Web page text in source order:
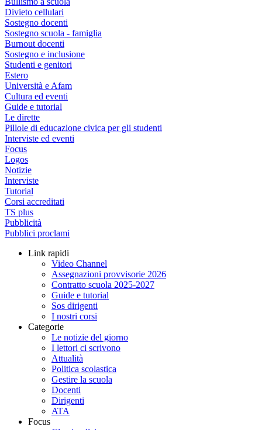
Divieto cellulari
Sostegno docenti
Sostegno scuola - famiglia
Burnout docenti
Sostegno e inclusione
Studenti e genitori
Estero
Università e Afam
Cultura ed eventi
Guide e tutorial
Le dirette
Pillole di educazione civica per gli studenti
Interviste ed eventi
Focus
Logos
Notizie
Interviste
Tutorial
Corsi accreditati
TS plus
Pubblicità
Pubblici proclami
Link rapidi
Video Channel
Assegnazioni provvisorie 2026
Contratto scuola 2025-2027
Guide e tutorial
Sos dirigenti
I nostri corsi
Categorie
Le notizie del giorno
I lettori ci scrivono
Attualità
Politica scolastica
Gestire la scuola
Docenti
Dirigenti
ATA
Focus